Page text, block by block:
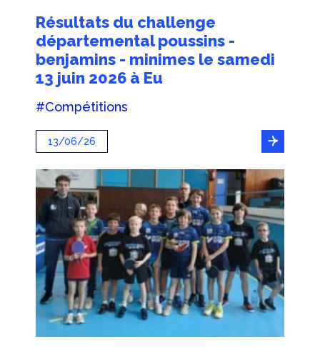
Résultats du challenge
départemental poussins -
benjamins - minimes le samedi
13 juin 2026 à Eu
#Compétitions
13/06/26